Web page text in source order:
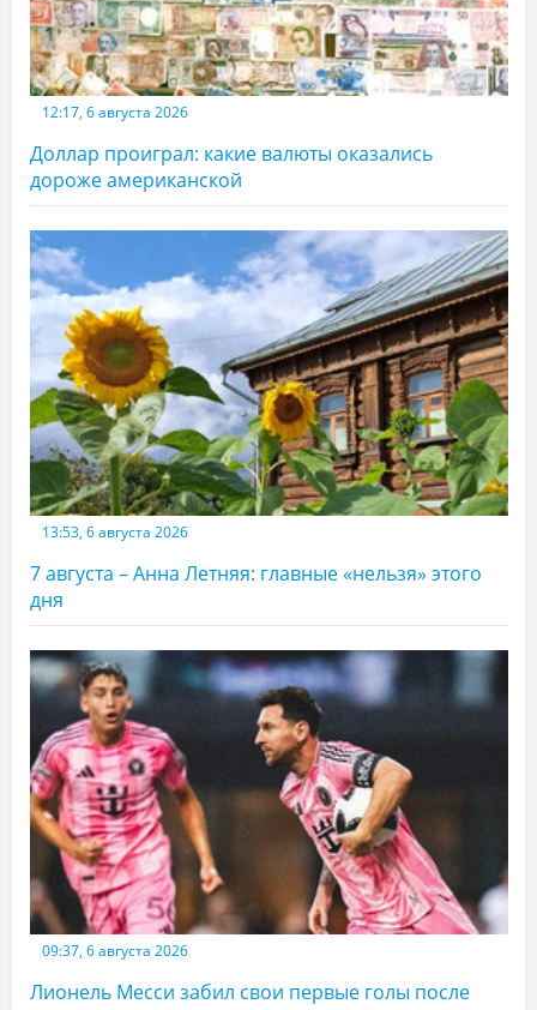
12:17, 6 августа 2026
Доллар проиграл: какие валюты оказались
дороже американской
13:53, 6 августа 2026
7 августа – Анна Летняя: главные «нельзя» этого
дня
09:37, 6 августа 2026
Лионель Месси забил свои первые голы после